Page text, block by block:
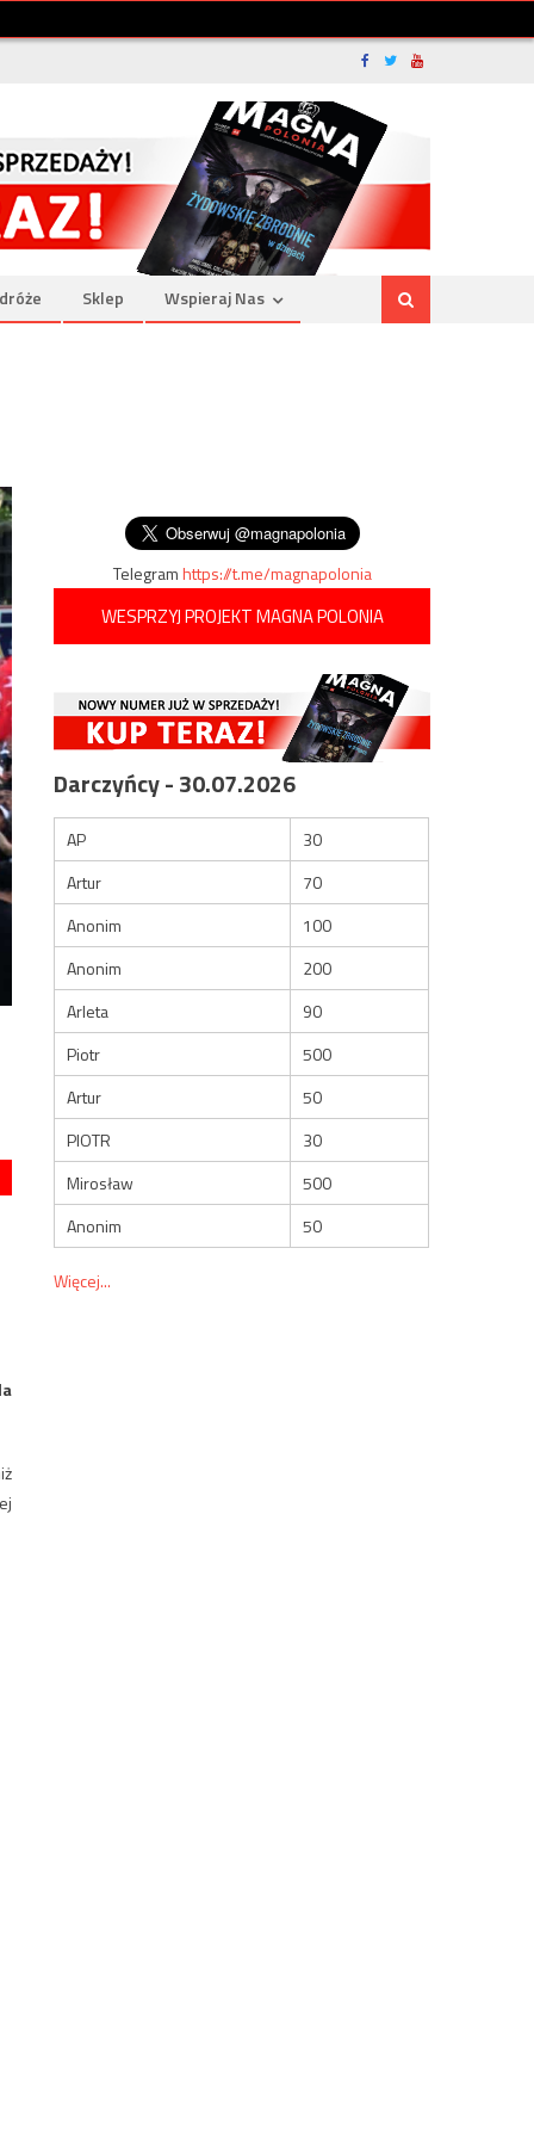
Sklep Wspieraj Nas
Telegramhttps://t.me/magnapolonia
WESPRZYJ PROJEKT MAGNA POLONIA
Darczyńcy - 30.07.2026
AP
30
Artur
70
Anonim
100
Anonim
200
Arleta
90
Piotr
500
Artur
50
PIOTR
30
Mirosław
500
Anonim
50
Więcej...